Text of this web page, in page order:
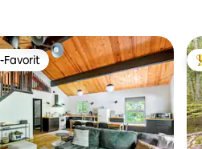
Gäste-Favorit.
Favorit